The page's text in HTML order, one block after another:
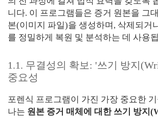
니다. 이 프로그램들은 증거 원본을 그
본(이미지 파일)을 생성하며, 삭제되거
를 정밀하게 복원 및 분석하는 데 사용
1.1. 무결성의 확보: '쓰기 방지
중요성
포렌식 프로그램이 가진 가장 중요한
나는 원본 증거 매체에 대한 쓰기 방지